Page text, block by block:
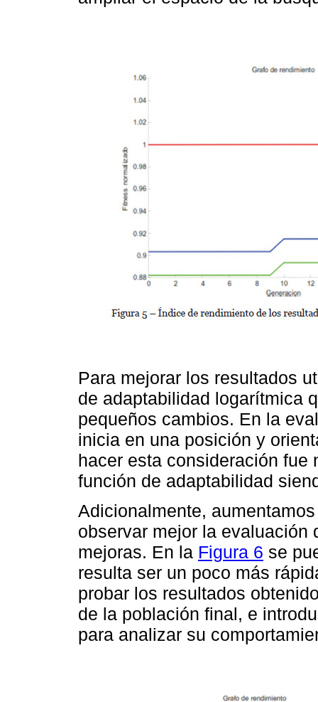
Para mejorar los resultados
de adaptabilidad logarítmica
pequeños cambios. En la
inicia en una posición y
hacer esta consideración fue
función de adaptabilidad
Adicionalmente,
observar mejor la
mejoras. En la Figura 6 se
resulta ser un poco más
probar los resultados
de la población final, e
para analizar su